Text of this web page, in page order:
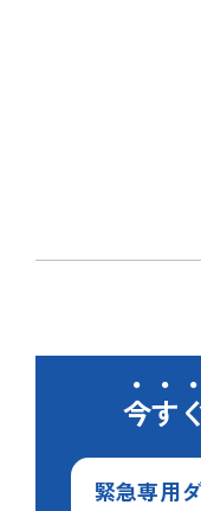
今す
緊急専用